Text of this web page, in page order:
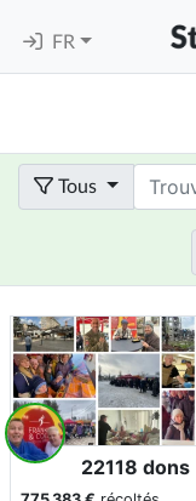
FR
Tous Term
22118 dons